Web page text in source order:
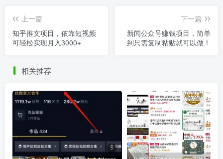
上一篇
知乎推文项目，依靠短视频
可轻松实现月入3000+
下一篇
新闻公众号赚钱项目，简单
到只需复制粘贴就可以做！
相关推荐